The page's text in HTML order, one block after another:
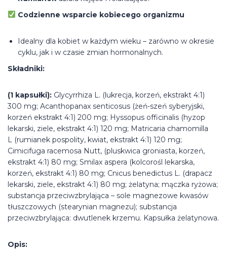
Codzienne wsparcie kobiecego organizmu
Idealny dla kobiet w każdym wieku – zarówno w okresie
cyklu, jak i w czasie zmian hormonalnych.
Składniki:
(1 kapsułki): Glycyrrhiza L. (lukrecja, korzeń, ekstrakt 4:1)
300 mg; Acanthopanax senticosus (żeń-szeń syberyjski,
korzeń ekstrakt 4:1) 200 mg; Hyssopus officinalis (hyzop
lekarski, ziele, ekstrakt 4:1) 120 mg; Matricaria chamomilla
L (rumianek pospolity, kwiat, ekstrakt 4:1) 120 mg;
Cimicifuga racemosa Nutt, (pluskwica groniasta, korzeń,
ekstrakt 4:1) 80 mg; Smilax aspera (kolcorośl lekarska,
korzeń, ekstrakt 4:1) 80 mg; Cnicus benedictus L. (drapacz
lekarski, ziele, ekstrakt 4:1) 80 mg; żelatyna; mączka ryżowa;
substancja przeciwzbrylająca – sole magnezowe kwasów
tłuszczowych (stearynian magnezu); substancja
przeciwzbrylająca: dwutlenek krzemu. Kapsułka żelatynowa.
Opis: